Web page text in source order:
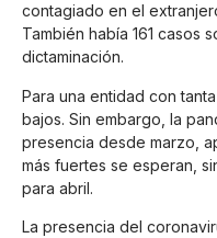
contagiado en el
También había 161 casos
dictaminación.
Para una entidad con
bajos. Sin embargo, la
presencia desde marzo,
más fuertes se esperan,
para abril.
La presencia del